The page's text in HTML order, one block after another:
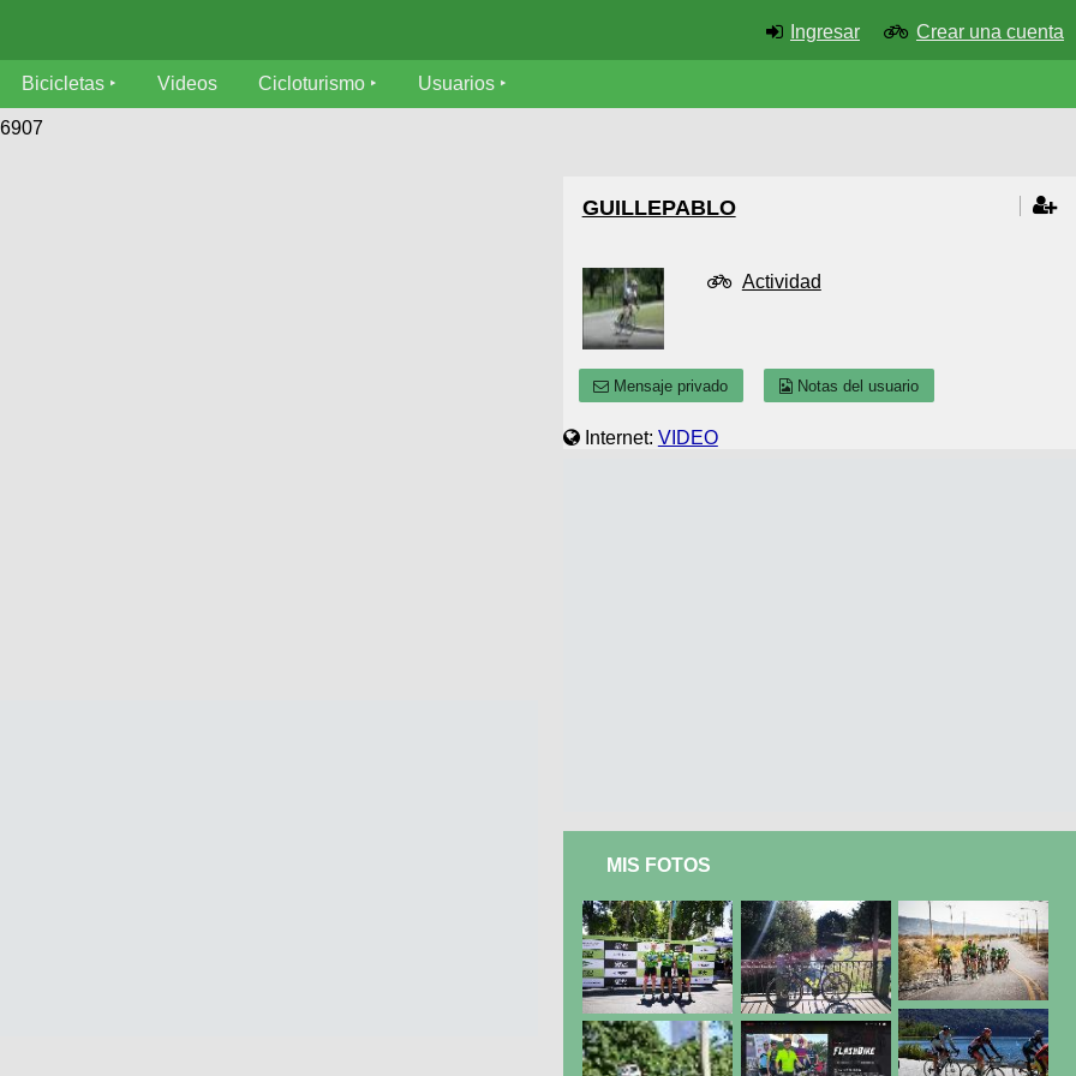
Ingresar Crear una cuenta
Bicicletas Videos Cicloturismo Usuarios
GUILLEPABLO
Actividad
Mensaje privado Notas del usuario
Internet: VIDEO
MIS FOTOS